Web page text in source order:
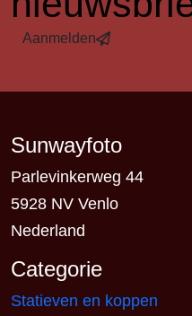
Aanmelden
Sunwayfoto
Parlevinkerweg 44
5928 NV Venlo
Nederland
Categorie
Statieven en koppen